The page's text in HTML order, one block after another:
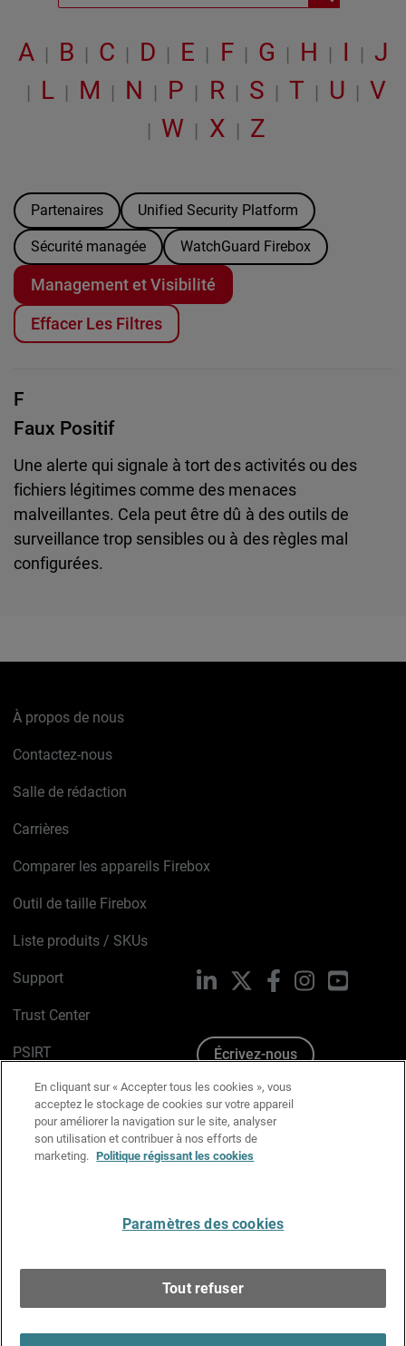
A | B | C | D | E | F | G | H | I | J
| L | M | N | P | R | S | T | U | V
| W | X | Z
Partenaires Unified Security Platform
Sécurité managée WatchGuard Firebox
Management et Visibilité
Effacer Les Filtres
F
Faux Positif
Une alerte qui signale à tort des activités ou des
fichiers légitimes comme des menaces
malveillantes. Cela peut être dû à des outils de
surveillance trop sensibles ou à des règles mal
configurées.
À propos de nous
Contactez-nous
Salle de rédaction
Carrières
Comparer les appareils Firebox
Outil de taille Firebox
Liste produits / SKUs
Support
Trust Center
PSIRT
Avis sur les cookies
Politique de confidentialité
Charte Graphique
LinkedIn FacebookInstagramYouTube
Écrivez-nous
En cliquant sur « Accepter tous les cookies », vous
acceptez le stockage de cookies sur votre appareil
pour améliorer la navigation sur le site, analyser
son utilisation et contribuer à nos efforts de
marketing. Politique régissant les cookies
Paramètres des cookies
Tout refuser